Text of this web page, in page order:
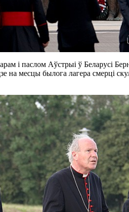
і паслом Аўстрыі ў Беларусі
на месцы былога лагера смерці